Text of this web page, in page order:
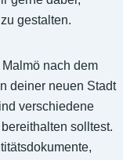
gestalten.
nach dem
deiner neuen Stadt
verschiedene
solltest.